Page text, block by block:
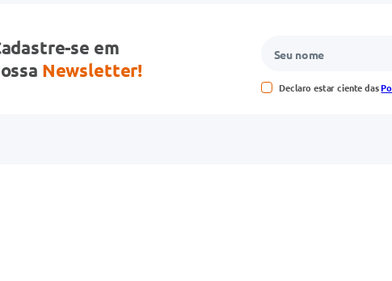
se em
Newsletter!
Declaro estar ciente das